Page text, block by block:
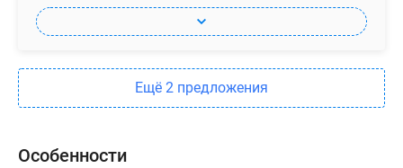
Ещё 2 предложения
Особенности